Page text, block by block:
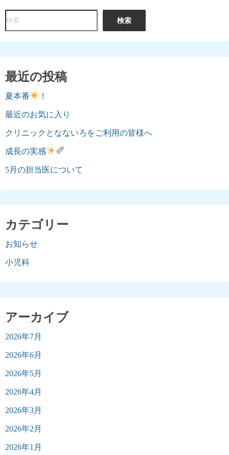
検
索
検索
最近の投稿
夏本番 ！
最近のお気に入り
クリニックとなないろをご利用の皆様へ
成長の実感
5月の担当医について
カテゴリー
お知らせ
小児科
アーカイブ
2026年7月
2026年6月
2026年5月
2026年4月
2026年3月
2026年2月
2026年1月